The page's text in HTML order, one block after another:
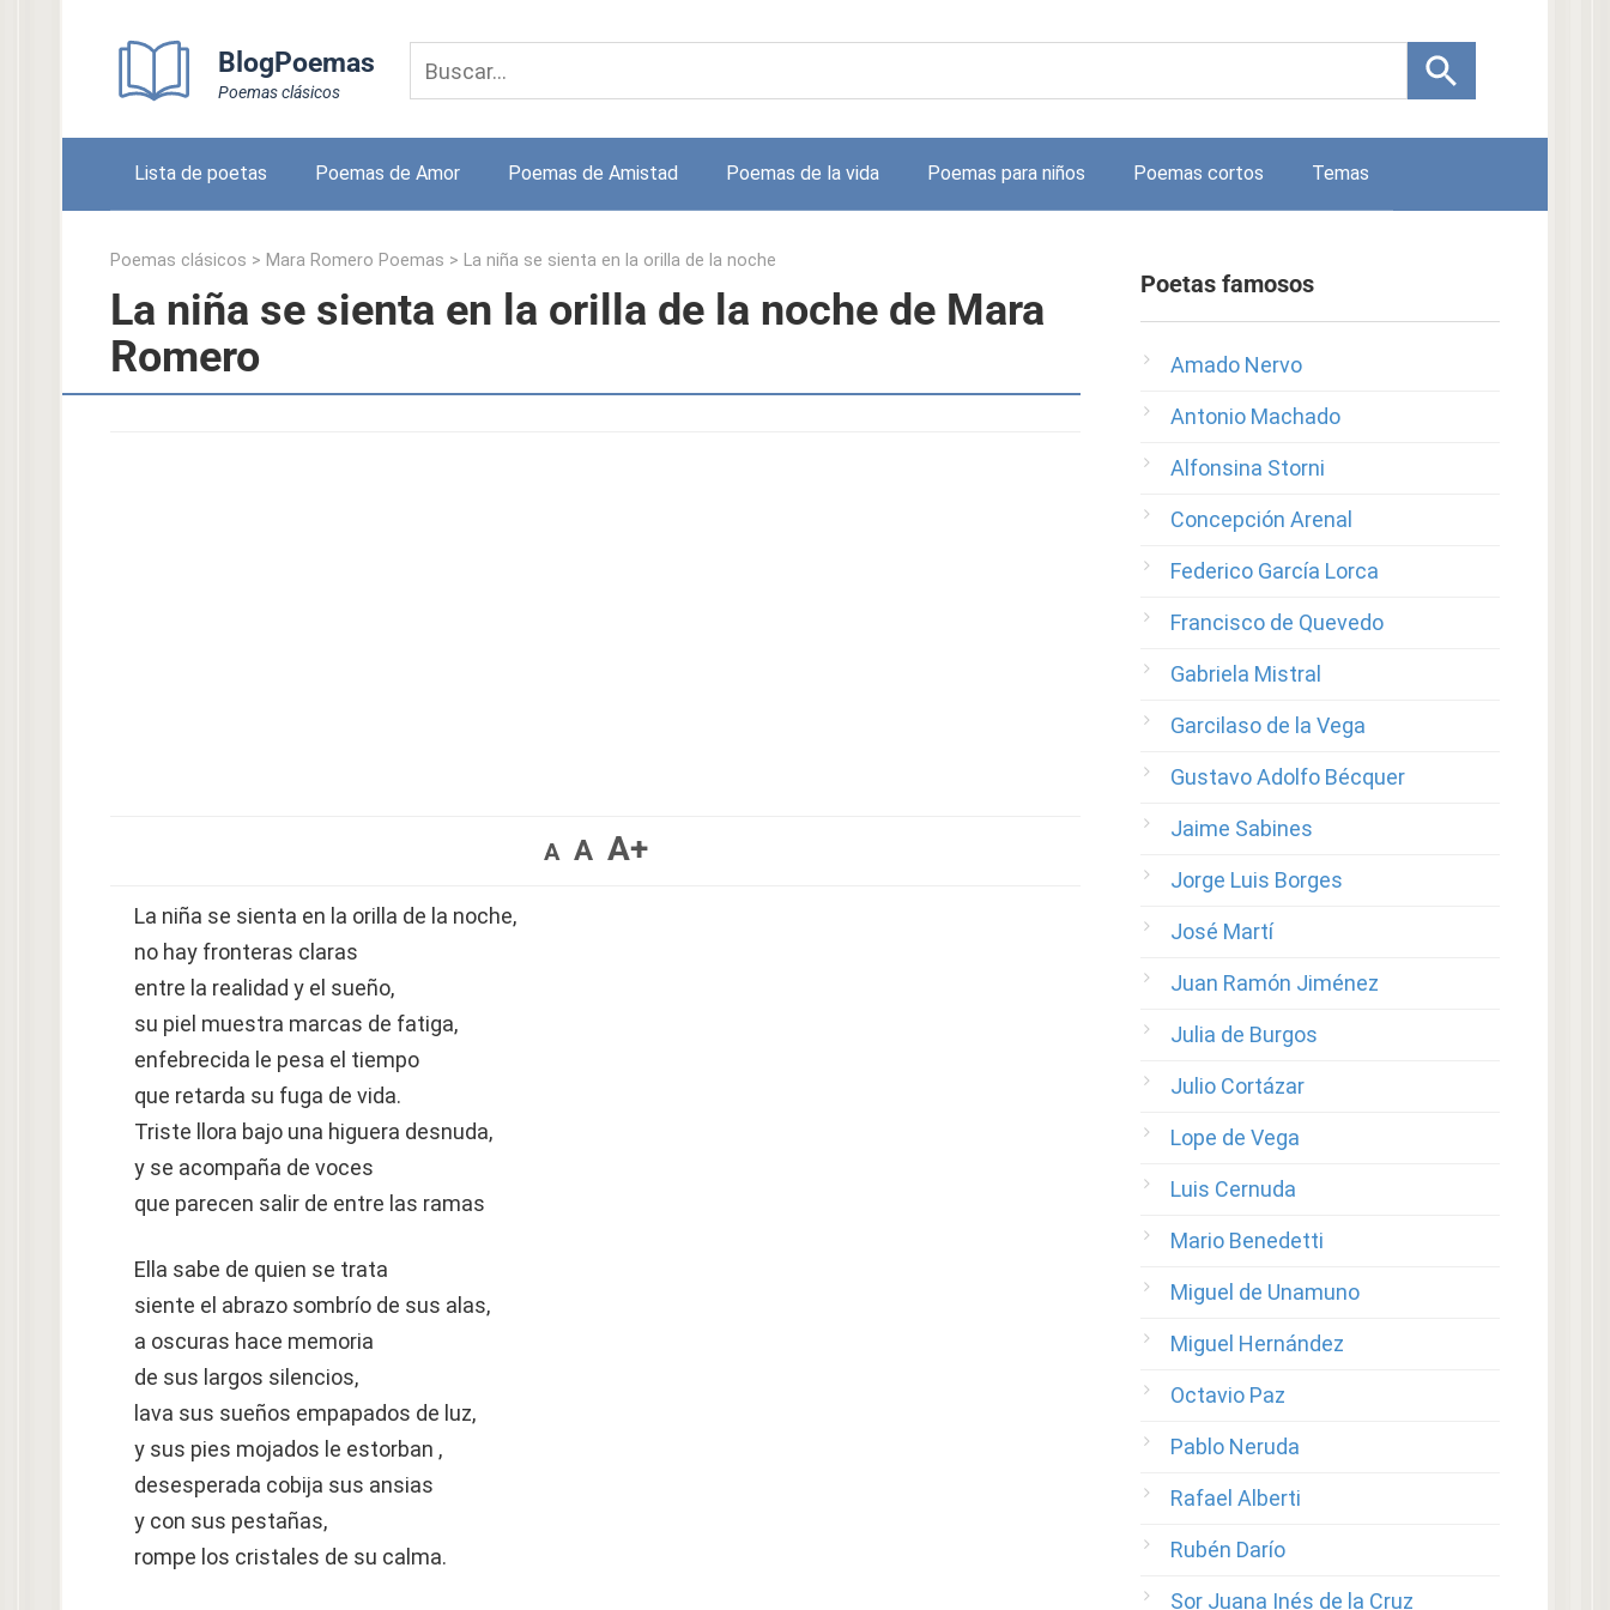
BlogPoemas
Poemas clásicos
Lista de poetas Poemas de Amor Poemas de Amistad Poemas de la vida Poemas para niños Poemas cortos Temas
Poemas clásicos > Mara Romero Poemas > La niña se sienta en la orilla de la noche
La niña se sienta en la orilla de la noche de Mara
Romero
A A A+
La niña se sienta en la orilla de la noche,
no hay fronteras claras
entre la realidad y el sueño,
su piel muestra marcas de fatiga,
enfebrecida le pesa el tiempo
que retarda su fuga de vida.
Triste llora bajo una higuera desnuda,
y se acompaña de voces
que parecen salir de entre las ramas
Ella sabe de quien se trata
siente el abrazo sombrío de sus alas,
a oscuras hace memoria
de sus largos silencios,
lava sus sueños empapados de luz,
y sus pies mojados le estorban ,
desesperada cobija sus ansias
y con sus pestañas,
rompe los cristales de su calma.
Poetas famosos
Amado Nervo
Antonio Machado
Alfonsina Storni
Concepción Arenal
Federico García Lorca
Francisco de Quevedo
Gabriela Mistral
Garcilaso de la Vega
Gustavo Adolfo Bécquer
Jaime Sabines
Jorge Luis Borges
José Martí
Juan Ramón Jiménez
Julia de Burgos
Julio Cortázar
Lope de Vega
Luis Cernuda
Mario Benedetti
Miguel de Unamuno
Miguel Hernández
Octavio Paz
Pablo Neruda
Rafael Alberti
Rubén Darío
Sor Juana Inés de la Cruz